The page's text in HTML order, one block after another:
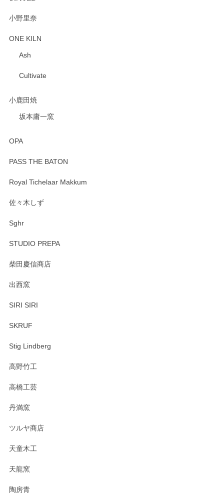
小野里奈
ONE KILN
Ash
Cultivate
小鹿田焼
坂本庸一窯
OPA
PASS THE BATON
Royal Tichelaar Makkum
佐々木しず
Sghr
STUDIO PREPA
柴田慶信商店
出西窯
SIRI SIRI
SKRUF
Stig Lindberg
高野竹工
高橋工芸
丹満窯
ツルヤ商店
天童木工
天龍窯
陶房青